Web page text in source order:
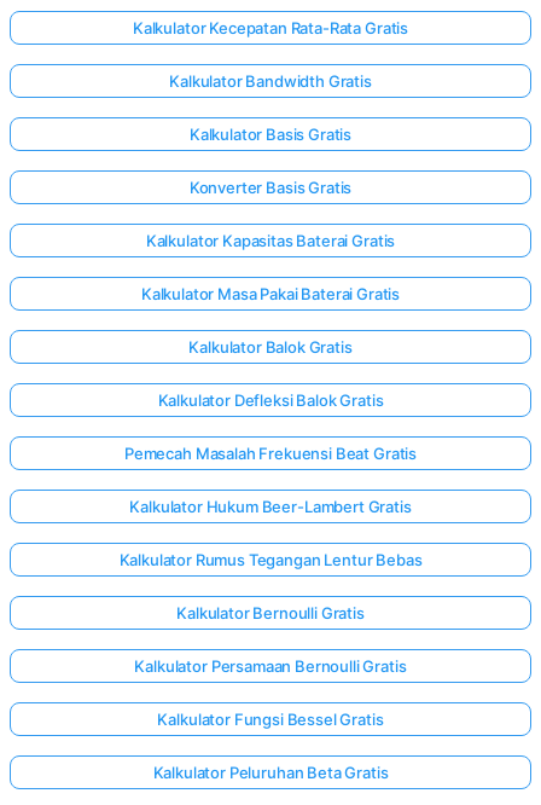
Kalkulator Kecepatan Rata-Rata Gratis
Kalkulator Bandwidth Gratis
Kalkulator Basis Gratis
Konverter Basis Gratis
Kalkulator Kapasitas Baterai Gratis
Kalkulator Masa Pakai Baterai Gratis
Kalkulator Balok Gratis
Kalkulator Defleksi Balok Gratis
Pemecah Masalah Frekuensi Beat Gratis
Kalkulator Hukum Beer-Lambert Gratis
Kalkulator Rumus Tegangan Lentur Bebas
Kalkulator Bernoulli Gratis
Kalkulator Persamaan Bernoulli Gratis
Kalkulator Fungsi Bessel Gratis
Kalkulator Peluruhan Beta Gratis